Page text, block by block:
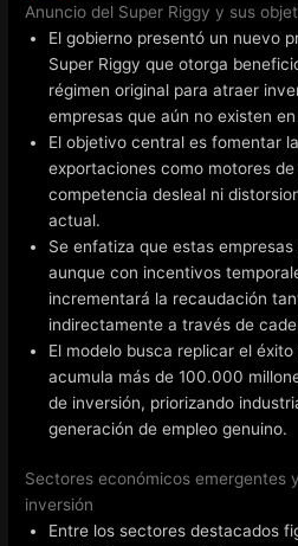
Anuncio del Super Riggy y sus
El gobierno presentó un nuevo
Super Riggy que otorga
régimen original para atraer
empresas que aún no existen
El objetivo central es fomentar
exportaciones como motores
competencia desleal ni
actual.
Se enfatiza que estas
aunque con incentivos
incrementará la recaudación
indirectamente a través de
El modelo busca replicar el
acumula más de 100.000
de inversión, priorizando
generación de empleo genuino.
Sectores económicos emergentes
inversión
Entre los sectores destacados